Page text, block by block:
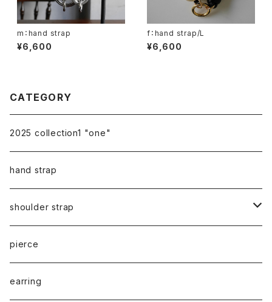
m：hand strap
¥6,600
f：hand strap/L
¥6,600
CATEGORY
2025 collection1 "one"
hand strap
shoulder strap
cord
chain
pierce
earring